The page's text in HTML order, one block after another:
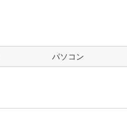
パソコン